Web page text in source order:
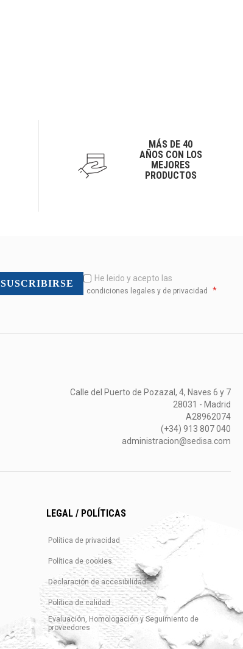
MÁS DE 40
AÑOS CON LOS
MEJORES
PRODUCTOS
SUSCRIBIRSE He leido y acepto las
condiciones legales y de privacidad *
Calle del Puerto de Pozazal, 4, Naves 6 y 7
28031 - Madrid
A28962074
(+34) 913 807 040
administracion@sedisa.com
LEGAL / POLÍTICAS
Política de privacidad
Política de cookies
Declaración de accesibilidad
Política de calidad
Evaluación, Homologación y Seguimiento de
proveedores